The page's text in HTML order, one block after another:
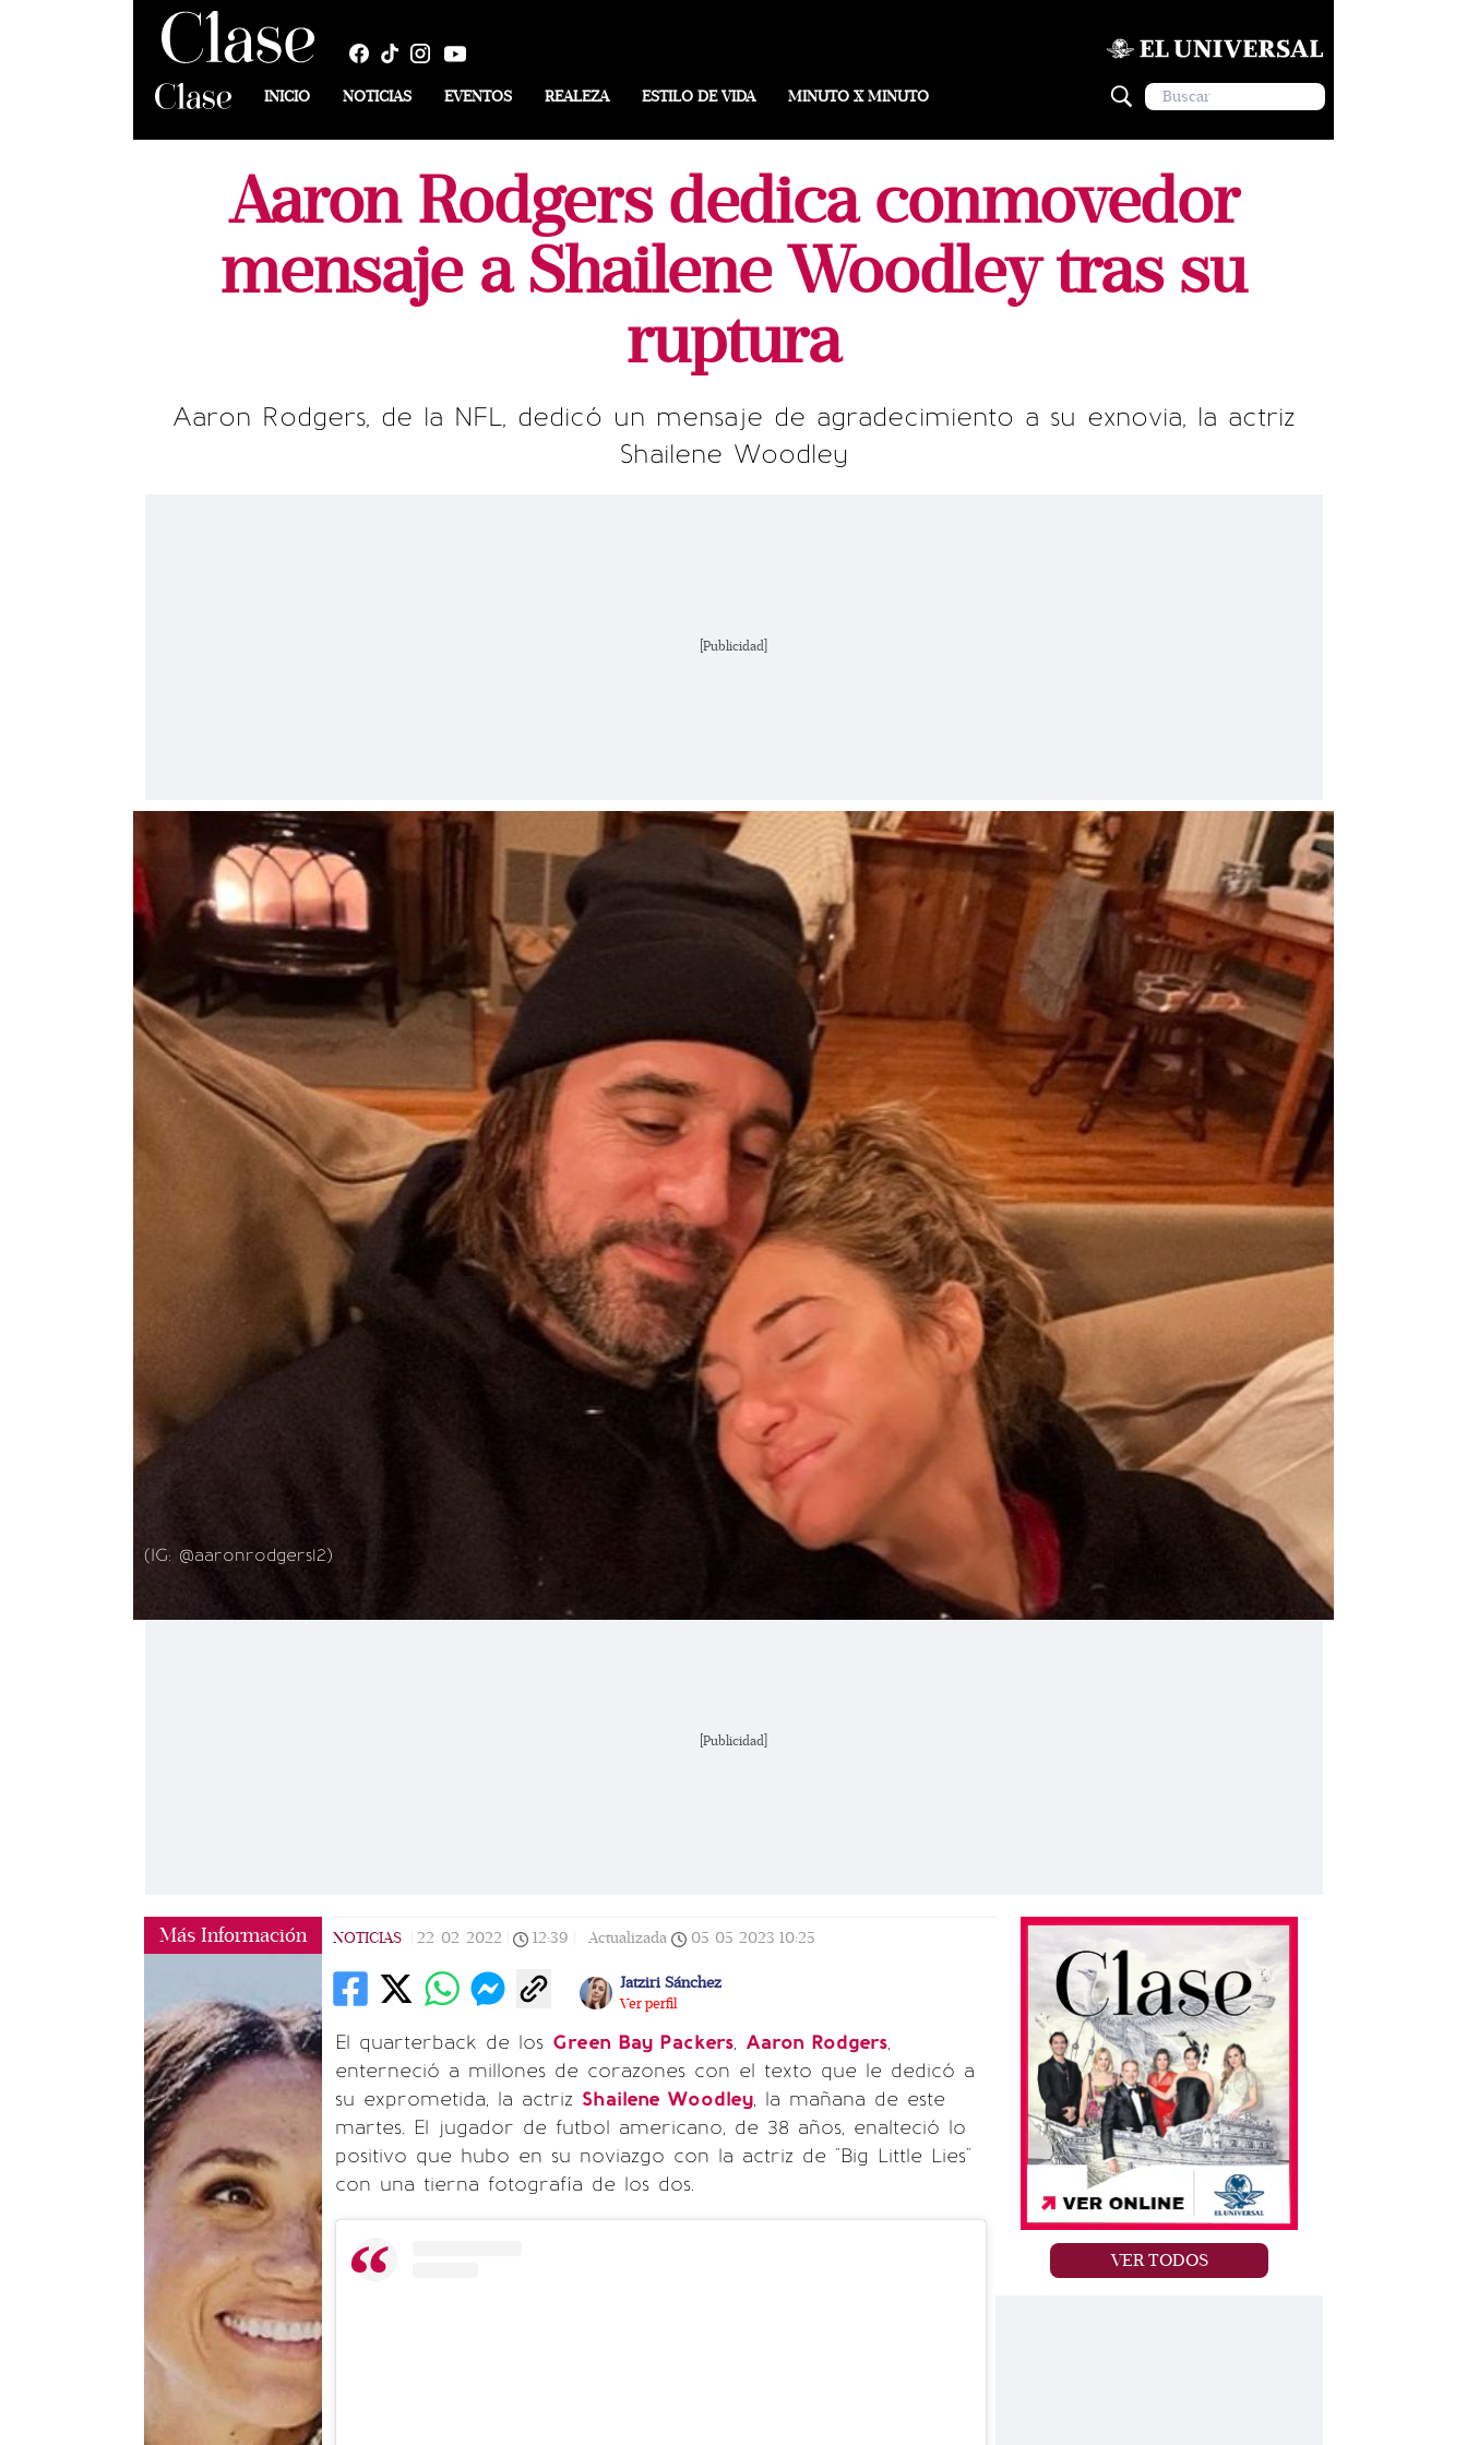
INICIO NOTICIAS EVENTOS REALEZA ESTILO DE VIDA MINUTO X MINUTO
Aaron Rodgers dedica conmovedor
mensaje a Shailene Woodley tras su
ruptura
Aaron Rodgers, de la NFL, dedicó un mensaje de agradecimiento a su exnovia, la actriz
Shailene Woodley
[Publicidad]
(IG: @aaronrodgers12)
[Publicidad]
Más Información NOTICIAS 22/02/2022 12:39 Actualizada 05/05/2023 10:25
Jatziri Sánchez
Ver perfil
El quarterback de los Green Bay Packers, Aaron Rodgers,
enterneció a millones de corazones con el texto que le dedicó a
su exprometida, la actriz Shailene Woodley, la mañana de este
martes. El jugador de futbol americano, de 38 años, enalteció lo
positivo que hubo en su noviazgo con la actriz de "Big Little Lies"
con una tierna fotografía de los dos.
VER TODOS